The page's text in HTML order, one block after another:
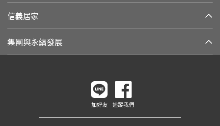
信義居家
集團與永續發展
加好友 追蹤我們